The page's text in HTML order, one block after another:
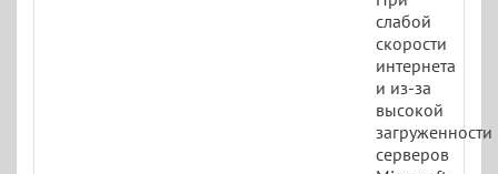
слабой
скорости
интернета
и из-за
высокой
загруженности
серверов